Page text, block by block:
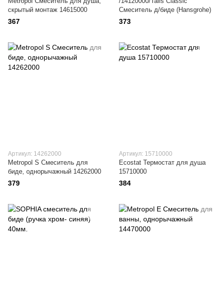
скрытый монтаж 14615000
367
Смеситель д/биде (Hansgrohe)
373
Артикул: 14262000
Metropol S Смеситель для
биде, однорычажный 14262000
379
Артикул: 15710000
Ecostat Термостат для душа
15710000
384